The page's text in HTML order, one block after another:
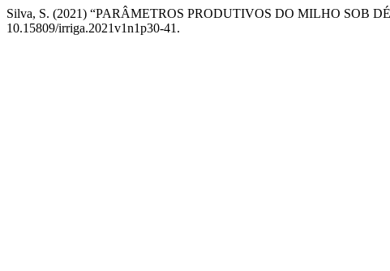
Silva, S. (2021) “PARÂMETROS PRODUTIVOS DO MILHO SOB
10.15809/irriga.2021v1n1p30-41.